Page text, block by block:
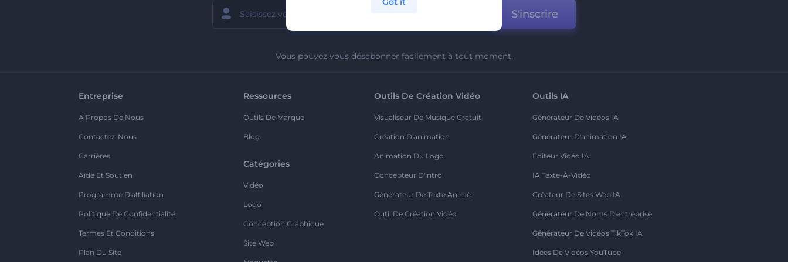
S'inscrire
Vous pouvez vous désabonner facilement à tout moment.
Entreprise
A Propos De Nous
Contactez-Nous
Carrières
Aide Et Soutien
Programme D'affiliation
Politique De Confidentialité
Termes Et Conditions
Plan Du Site
Ressources
Outils De Marque
Blog
Catégories
Vidéo
Logo
Conception Graphique
Site Web
Outils De Création Vidéo
Visualiseur De Musique Gratuit
Création D'animation
Animation Du Logo
Concepteur D'intro
Générateur De Texte Animé
Outil De Création Vidéo
Outils IA
Générateur De Vidéos IA
Générateur D'animation IA
Éditeur Vidéo IA
IA Texte-À-Vidéo
Créateur De Sites Web IA
Générateur De Noms D'entreprise
Générateur De Vidéos TikTok IA
Idées De Vidéos YouTube